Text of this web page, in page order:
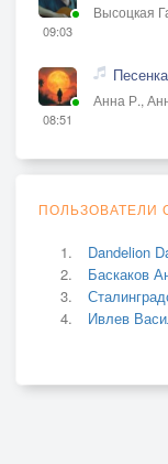
09:03
Высоцкая
08:51
Анна Р.,
ПОЛЬЗОВАТЕЛИ
Dandelion
Баскаков
Ивлев